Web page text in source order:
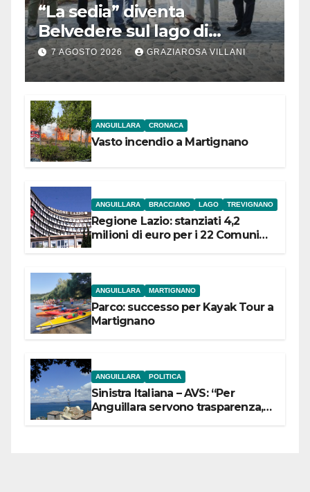
“La sedia” diventa
Belvedere sul lago di
Bracciano: ieri
l’inaugurazione
7 AGOSTO 2026 GRAZIAROSA VILLANI
ANGUILLARA CRONACA
Vasto incendio a Martignano
ANGUILLARA BRACCIANO LAGO TREVIGNANO
Regione Lazio: stanziati 4,2
milioni di euro per i 22 Comuni
ANGUILLARA MARTIGNANO
Parco: successo per Kayak Tour a
Martignano
ANGUILLARA POLITICA
Sinistra Italiana – AVS: “Per
Anguillara servono trasparenza,